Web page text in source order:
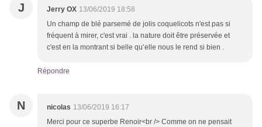
J Jerry OX 13/06/2019 18:58
Un champ de blé parsemé de jolis coquelicots n'est pas si
fréquent à mirer, c'est vrai . la nature doit être préservée et
c'est en la montrant si belle qu’elle nous le rend si bien .
Répondre
N nicolas 13/06/2019 16:17
Merci pour ce superbe Renoir<br /> Comme on ne pensait